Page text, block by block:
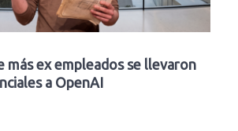
más ex empleados se llevaron
a OpenAI